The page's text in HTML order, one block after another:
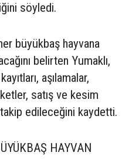
söyledi.
büyükbaş hayvana
belirten Yumaklı,
aşılamalar,
satış ve kesim
edileceğini kaydetti.
HAYVAN